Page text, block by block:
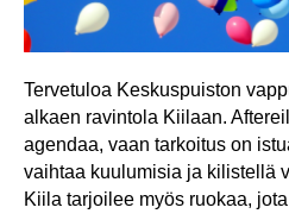
Tervetuloa Keskuspuiston
alkaen ravintola Kiilaan.
agendaa, vaan tarkoitus on
vaihtaa kuulumisia ja kilistellä
Kiila tarjoilee myös ruokaa,